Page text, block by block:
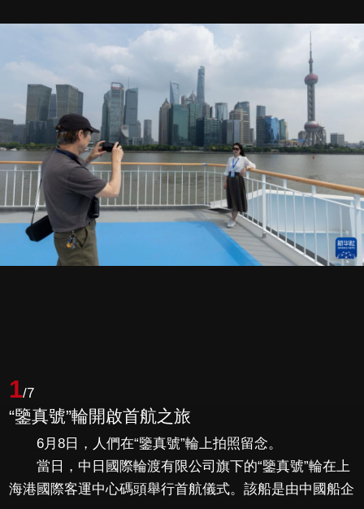
1/7
“鑒真號”輪開啟首航之旅
6月8日，人們在“鑒真號”輪上拍照留念。
當日，中日國際輪渡有限公司旗下的“鑒真號”輪在上
海港國際客運中心碼頭舉行首航儀式。該船是由中國船企